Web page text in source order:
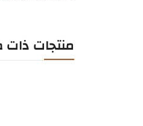
منتجات ذات